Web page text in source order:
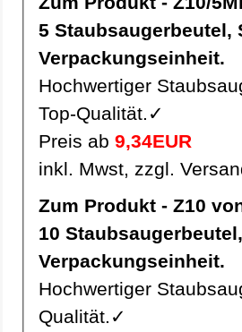
5 Staubsaugerbeutel, Staubbeutel Z10/5Mic pro
Verpackungseinheit.
Hochwertiger
Top-Qualität.✓
Preis ab 9,34EUR
inkl. Mwst, zzgl.
Zum Produkt - Z10
10 Staubsaugerbeutel, Staubbeutel Z10 pro
Verpackungseinheit.
Hochwertiger
Qualität.✓